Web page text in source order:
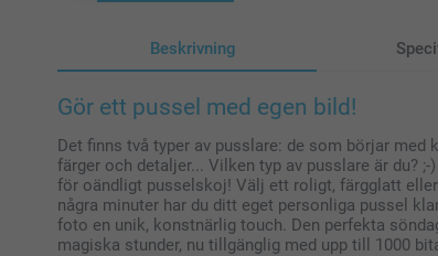
Beskrivning
Gör ett pussel med egen bild!
Det finns två typer av pusslare: de som börjar
färger och detaljer... Vilken typ av pusslare är du?
för oändligt pusselskoj! Välj ett roligt, färgglatt
några minuter har du ditt eget personliga pussel
foto en unik, konstnärlig touch. Den perfekta
magiska stunder, nu tillgänglig med upp till 1000